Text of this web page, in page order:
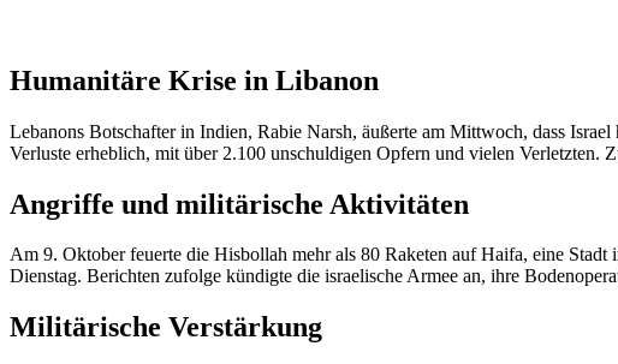
Humanitäre Krise in Libanon
Lebanons Botschafter in Indien, Rabie Narsh, äußerte am Mittwoch, dass
Verluste erheblich, mit über 2.100 unschuldigen Opfern und vielen Verletzten.
Angriffe und militärische Aktivitäten
Am 9. Oktober feuerte die Hisbollah mehr als 80 Raketen auf Haifa, eine
Dienstag. Berichten zufolge kündigte die israelische Armee an, ihre
Militärische Verstärkung